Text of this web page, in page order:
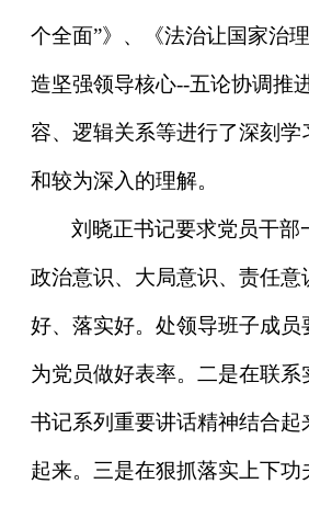
个全面”》、《法治让国家治
造坚强领导核心--五论协调推
容、逻辑关系等进行了深刻学
和较为深入的理解。
刘晓正书记要求党员干部
政治意识、大局意识、责任
好、落实好。处领导班子成员
为党员做好表率。二是在联
书记系列重要讲话精神结合
起来。三是在狠抓落实上下